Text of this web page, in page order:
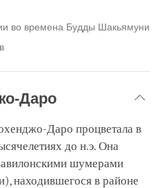
во времена Будды Шакьямуни
Даро
Даро процветала в
до н.э. Она
шумерами
находившегося в районе